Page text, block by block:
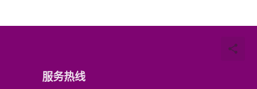
服务热线